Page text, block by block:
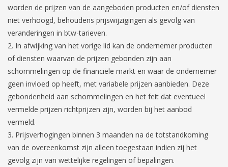
worden de prijzen van de aangeboden producten en/of diensten
niet verhoogd, behoudens prijswijzigingen als gevolg van
veranderingen in btw-tarieven.
In afwijking van het vorige lid kan de ondernemer producten
of diensten waarvan de prijzen gebonden zijn aan
schommelingen op de financiële markt en waar de ondernemer
geen invloed op heeft, met variabele prijzen aanbieden. Deze
gebondenheid aan schommelingen en het feit dat eventueel
vermelde prijzen richtprijzen zijn, worden bij het aanbod
vermeld.
Prijsverhogingen binnen 3 maanden na de totstandkoming
van de overeenkomst zijn alleen toegestaan indien zij het
gevolg zijn van wettelijke regelingen of bepalingen.